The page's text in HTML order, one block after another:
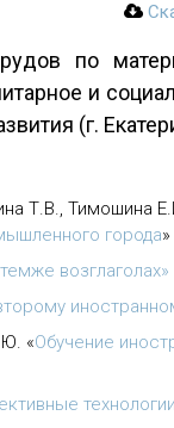
по
и
(г.
Т.В., Тимошина
города»
«Обучение